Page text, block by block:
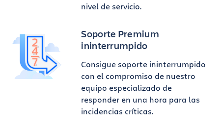
nivel de servicio.
Soporte Premium
ininterrumpido
Consigue soporte ininterrumpido
con el compromiso de nuestro
equipo especializado de
responder en una hora para las
incidencias críticas.